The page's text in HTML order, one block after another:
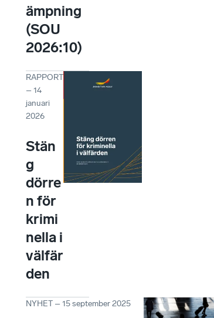
ämpning
(SOU
2026:10)
RAPPORT
–14
januari
2026
Stän
g
dörre
n för
krimi
nella i
välfär
den
NYHET –15 september 2025